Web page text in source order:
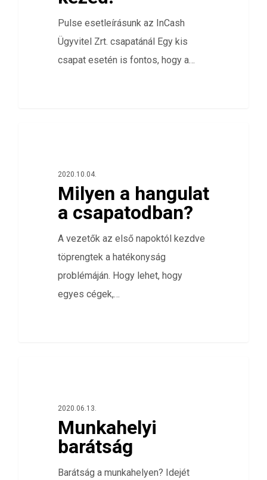
Pulse esetleírásunk az InCash
Ügyvitel Zrt. csapatánál Egy kis
csapat esetén is fontos, hogy a…
2020.10.04.
Milyen a hangulat
a csapatodban?
A vezetők az első napoktól kezdve
töprengtek a hatékonyság
problémáján. Hogy lehet, hogy
egyes cégek,…
2020.06.13.
Munkahelyi
barátság
Barátság a munkahelyen? Idejét